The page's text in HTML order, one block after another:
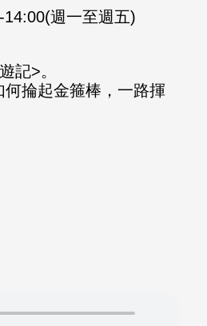
週一至週五)
記>。
掄起金箍棒，一路揮